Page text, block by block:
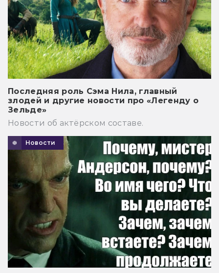
Последняя роль Сэма Нила, главный
злодей и другие новости про «Легенду о
Зельде»
Новости об актёрском составе.
Новости